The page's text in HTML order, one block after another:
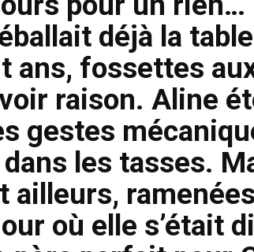
déjà la
ans, fossettes
raison. Aline
gestes
dans les tasses.
ailleurs,
où elle s’était